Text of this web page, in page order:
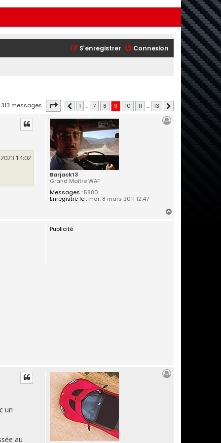
Connexion
S’enregistrer
313 messages Page sur 13
Précédente
1 … 7 8 9 10 11 … 13 Suivante
Barjack13
Grand Maître WAF
Messages :5880
Enregistré le :mar. 8 mars 2011 12:47
14:02
Publicité
un
au